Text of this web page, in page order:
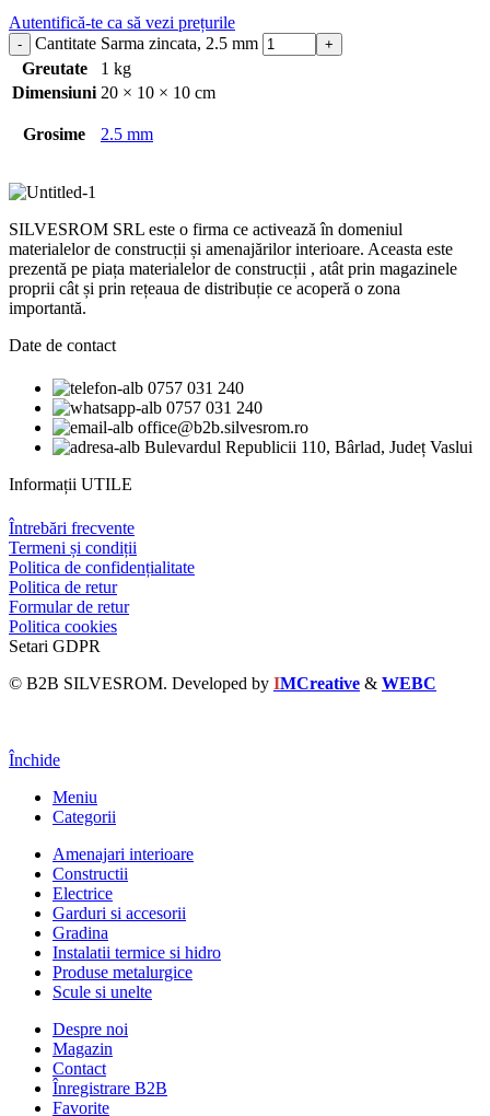
Autentifică-te ca să vezi prețurile
Cantitate Sarma zincata, 2.5 mm
Greutate
1 kg
Dimensiuni 20 × 10 × 10 cm
Grosime 2.5 mm
SILVESROM SRL este o firma ce activează în domeniul
materialelor de construcții și amenajărilor interioare. Aceasta este
prezentă pe piața materialelor de construcții , atât prin magazinele
proprii cât și prin rețeaua de distribuție ce acoperă o zona
importantă.
Date de contact
0757 031 240
0757 031 240
office@b2b.silvesrom.ro
Bulevardul Republicii 110, Bârlad, Județ Vaslui
Informații UTILE
Întrebări frecvente
Termeni și condiții
Politica de confidențialitate
Politica de retur
Formular de retur
Politica cookies
Setari GDPR
© B2B SILVESROM. Developed by IMCreative & WEBC
Închide
Meniu
Categorii
Amenajari interioare
Constructii
Electrice
Garduri si accesorii
Gradina
Instalatii termice si hidro
Produse metalurgice
Scule si unelte
Despre noi
Magazin
Contact
Înregistrare B2B
Favorite